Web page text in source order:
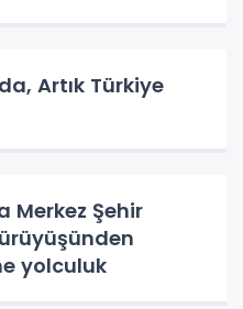
Artık Türkiye
Merkez Şehir
yolculuk